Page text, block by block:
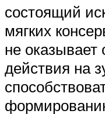
состоящий
мягких
не
действия на